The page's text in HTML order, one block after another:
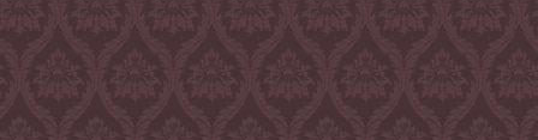
２１日午前診療（９時～１１時３０分）
アレルギーと犬アトピー性皮膚炎に分類され